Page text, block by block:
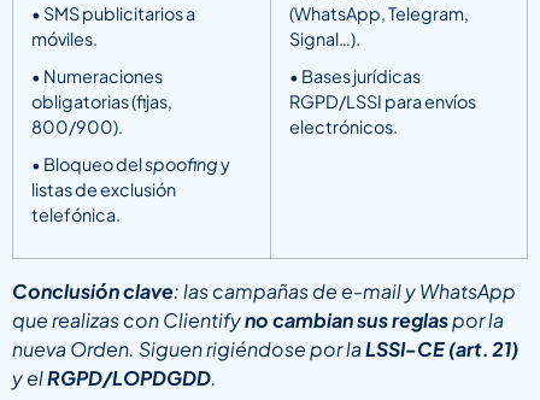
• SMS publicitarios a
móviles.
• Numeraciones
obligatorias (fijas,
800/900).
• Bloqueo delspoofingy
listas de exclusión
telefónica.
(WhatsApp, Telegram,
Signal…).
• Bases jurídicas
RGPD/LSSI para envíos
electrónicos.
Conclusión clave: las campañas de e-mail y WhatsApp
que realizas con Clientifyno cambian sus reglaspor la
nueva Orden. Siguen rigiéndose por laLSSI-CE (art.21)
y elRGPD/LOPDGDD.